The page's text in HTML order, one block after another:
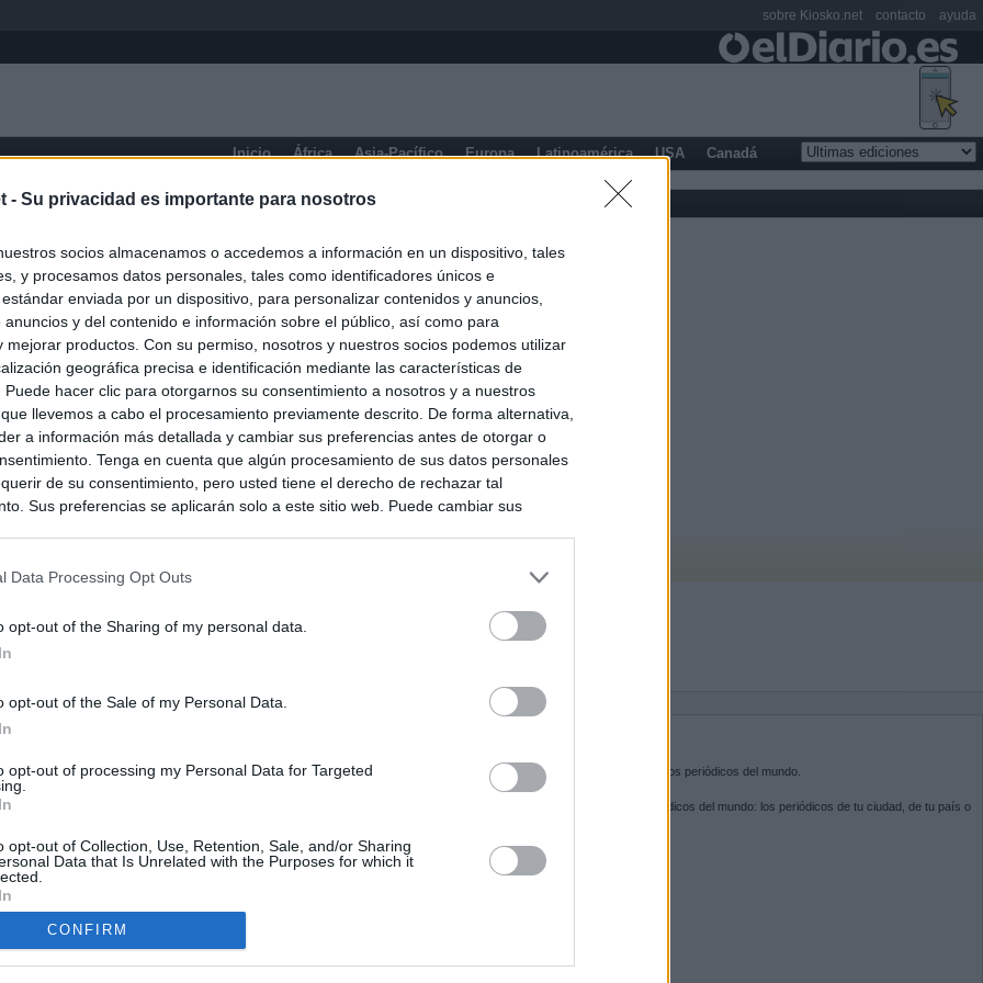
- Su privacidad es importante para nosotros
socios almacenamos o accedemos a información en un dispositivo, tales
y procesamos datos personales, tales como identificadores únicos e
enviada por un dispositivo, para personalizar contenidos y anuncios,
anuncios y del contenido e información sobre el público, así como para
mejorar productos. Con su permiso, nosotros y nuestros socios podemos utilizar
geográfica precisa e identificación mediante las características de
Puede hacer clic para otorgarnos su consentimiento a nosotros y a nuestros
llevemos a cabo el procesamiento previamente descrito. De forma alternativa,
a información más detallada y cambiar sus preferencias antes de otorgar o
Tenga en cuenta que algún procesamiento de sus datos personales
de su consentimiento, pero usted tiene el derecho de rechazar tal
Sus preferencias se aplicarán solo a este sitio web. Puede cambiar sus
Data Processing Opt Outs
opt-out of the Sharing of my personal data.
opt-out of the Sale of my Personal Data.
opt-out of processing my Personal Data for Targeted
opt-out of Collection, Use, Retention, Sale, and/or Sharing
Data that Is Unrelated with the Purposes for which it
CONFIRM
Inicio África Asia-Pacífico Europa Latinoamérica USA Canadá
Prensa Económica
la alerta en Ceuta y estrecha la coordinación con Marruecos
a cruzar la frontera
sobre el PP por la acogida de los menores de Ceuta en las
gobiernan en coalición
a los menores migrantes
y ADN: dentro de la oficina que busca a los desaparecidos de
Kiosko.net es la puerta de entrada a los periódicos del mundo.
Navega por las portadas de los periódicos del mundo: los periódicos de tu ciudad, de tu país o
SÍGUENOS
sobre Kiosko.net contacto ayuda